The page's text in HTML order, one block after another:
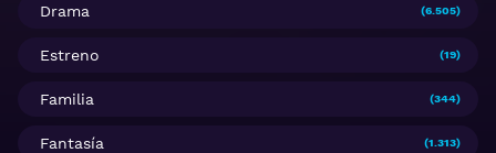
Drama (6.505)
Estreno (19)
Familia (344)
Fantasía (1.313)